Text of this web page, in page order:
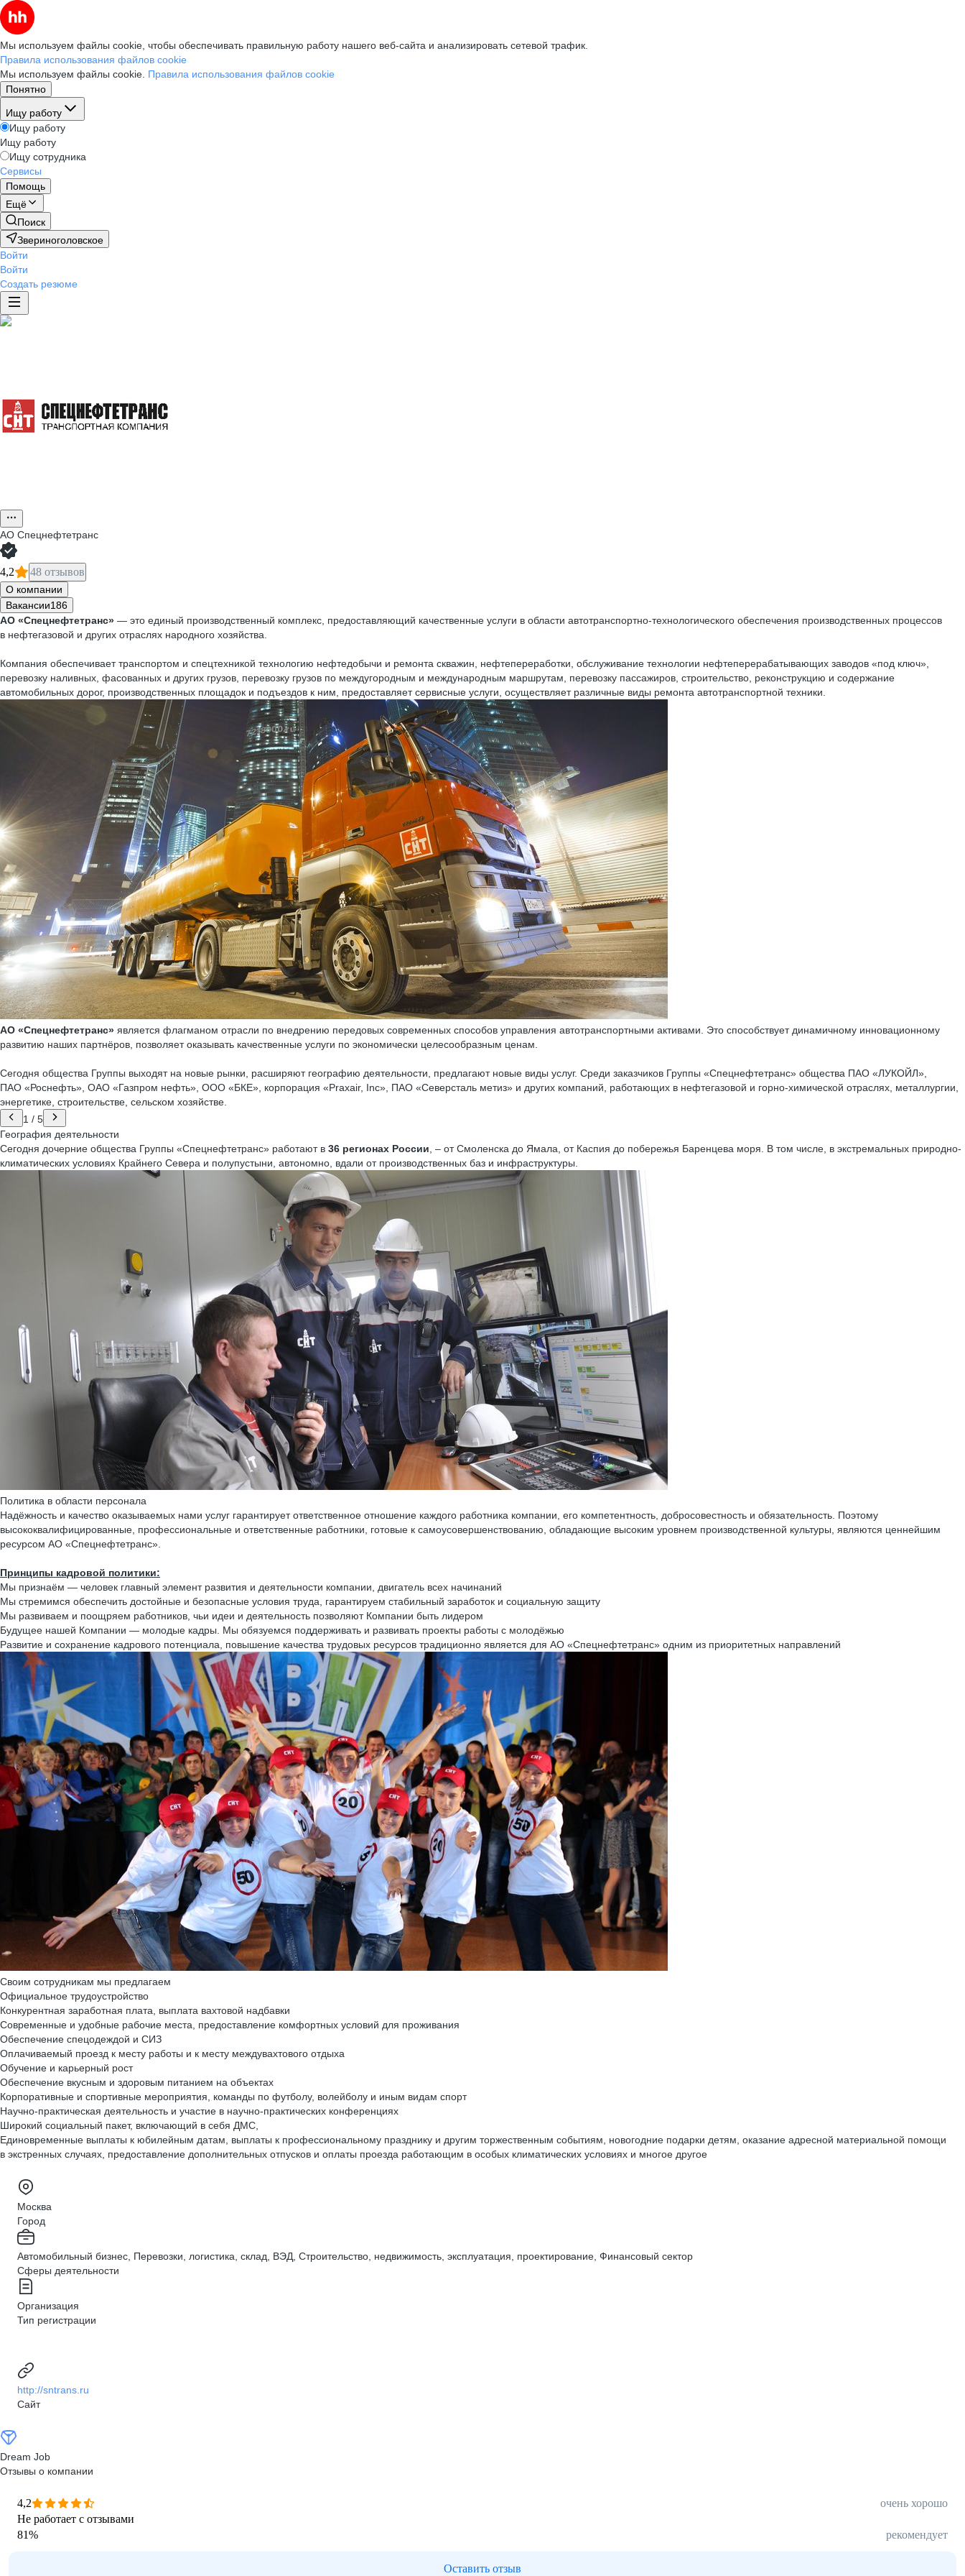
Мы используем файлы cookie, чтобы обеспечивать правильную работу нашего веб-сайта и анализировать сетевой трафик.
Правила использования файлов cookie
Мы используем файлы cookie. Правила использования файлов cookie
Понятно
Ищу работу
Ищу работу
Ищу работу
Ищу сотрудника
Сервисы
Помощь
Ещё
Поиск
Звериноголовское
Войти
Войти
Создать резюме
АО Спецнефтетранс
4,2 48 отзывов
О компании
Вакансии186
АО «Спецнефтетранс» — это единый производственный комплекс, предоставляющий качественные услуги в области автотранспортно-технологического обеспечения производственных процессов
в нефтегазовой и других отраслях народного хозяйства.
Компания обеспечивает транспортом и спецтехникой технологию нефтедобычи и ремонта скважин, нефтепереработки, обслуживание технологии нефтеперерабатывающих заводов «под ключ»,
перевозку наливных, фасованных и других грузов, перевозку грузов по междугородным и международным маршрутам, перевозку пассажиров, строительство, реконструкцию и содержание
автомобильных дорог, производственных площадок и подъездов к ним, предоставляет сервисные услуги, осуществляет различные виды ремонта автотранспортной техники.
АО «Спецнефтетранс» является флагманом отрасли по внедрению передовых современных способов управления автотранспортными активами. Это способствует динамичному инновационному
развитию наших партнёров, позволяет оказывать качественные услуги по экономически целесообразным ценам.
Сегодня общества Группы выходят на новые рынки, расширяют географию деятельности, предлагают новые виды услуг. Среди заказчиков Группы «Спецнефтетранс» общества ПАО «ЛУКОЙЛ»,
ПАО «Роснефть», ОАО «Газпром нефть», ООО «БКЕ», корпорация «Praxair, Inc», ПАО «Северсталь метиз» и других компаний, работающих в нефтегазовой и горно-химической отраслях, металлургии,
энергетике, строительстве, сельском хозяйстве.
1 / 5
География деятельности
Сегодня дочерние общества Группы «Спецнефтетранс» работают в 36 регионах России , – от Смоленска до Ямала, от Каспия до побережья Баренцева моря. В том числе, в экстремальных природно-
климатических условиях Крайнего Севера и полупустыни, автономно, вдали от производственных баз и инфраструктуры.
Политика в области персонала
Надёжность и качество оказываемых нами услуг гарантирует ответственное отношение каждого работника компании, его компетентность, добросовестность и обязательность. Поэтому
высококвалифицированные, профессиональные и ответственные работники, готовые к самоусовершенствованию, обладающие высоким уровнем производственной культуры, являются ценнейшим
ресурсом АО «Спецнефтетранс».
Принципы кадровой политики:
Мы признаём — человек главный элемент развития и деятельности компании, двигатель всех начинаний
Мы стремимся обеспечить достойные и безопасные условия труда, гарантируем стабильный заработок и социальную защиту
Мы развиваем и поощряем работников, чьи идеи и деятельность позволяют Компании быть лидером
Будущее нашей Компании — молодые кадры. Мы обязуемся поддерживать и развивать проекты работы с молодёжью
Развитие и сохранение кадрового потенциала, повышение качества трудовых ресурсов традиционно является для АО «Спецнефтетранс» одним из приоритетных направлений
Своим сотрудникам мы предлагаем
Официальное трудоустройство
Конкурентная заработная плата, выплата вахтовой надбавки
Современные и удобные рабочие места, предоставление комфортных условий для проживания
Обеспечение спецодеждой и СИЗ
Оплачиваемый проезд к месту работы и к месту междувахтового отдыха
Обучение и карьерный рост
Обеспечение вкусным и здоровым питанием на объектах
Корпоративные и спортивные мероприятия, команды по футболу, волейболу и иным видам спорт
Научно-практическая деятельность и участие в научно-практических конференциях
Широкий социальный пакет, включающий в себя ДМС,
Единовременные выплаты к юбилейным датам, выплаты к профессиональному празднику и другим торжественным событиям, новогодние подарки детям, оказание адресной материальной помощи
в экстренных случаях, предоставление дополнительных отпусков и оплаты проезда работающим в особых климатических условиях и многое другое
Москва
Город
Автомобильный бизнес, Перевозки, логистика, склад, ВЭД, Строительство, недвижимость, эксплуатация, проектирование, Финансовый сектор
Сферы деятельности
Организация
Тип регистрации
http://sntrans.ru
Сайт
Dream Job
Отзывы о компании
4,2
очень хорошо
Не работает с отзывами
81% рекомендует
Оставить отзыв